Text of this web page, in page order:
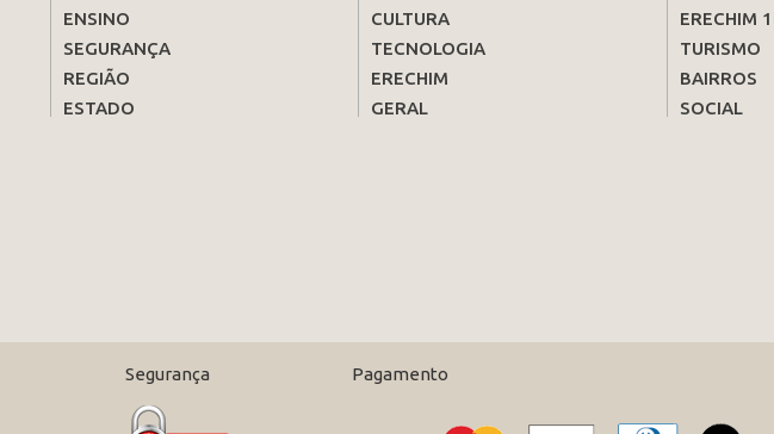
ENSINO
SEGURANÇA
REGIÃO
ESTADO
CULTURA
TECNOLOGIA
ERECHIM
GERAL
ERECHIM
TURISMO
BAIRROS
SOCIAL
Segurança Pagamento